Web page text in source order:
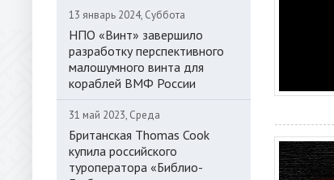
13 январь 2024, Суббота
НПО «Винт» завершило
разработку перспективного
малошумного винта для
кораблей ВМФ России
31 май 2023, Среда
Британская Thomas Cook
купила российского
туроператора «Библио-